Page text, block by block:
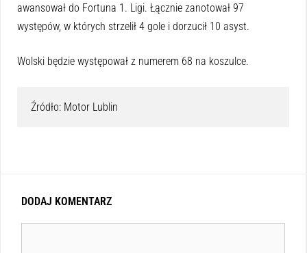
awansował do Fortuna 1. Ligi. Łącznie zanotował 97
występów, w których strzelił 4 gole i dorzucił 10 asyst.
Wolski będzie występował z numerem 68 na koszulce.
Źródło: Motor Lublin
DODAJ KOMENTARZ